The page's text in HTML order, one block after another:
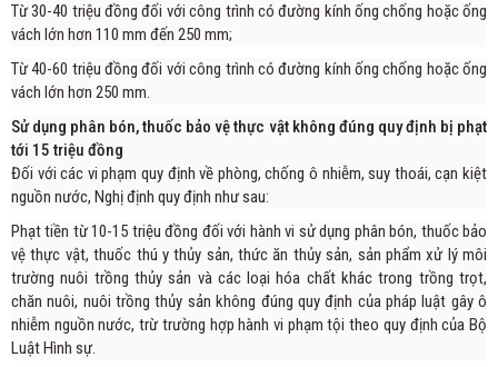
Từ 30-40 triệu đồng đối với công trình có đường kính ống chống hoặc ống
vách lớn hơn 110 mm đến 250 mm;
Từ 40-60 triệu đồng đối với công trình có đường kính ống chống hoặc ống
vách lớn hơn 250 mm.
Sử dụng phân bón, thuốc bảo vệ thực vật không đúng quy định bị phạt
tới 15 triệu đồng
Đối với các vi phạm quy định về phòng, chống ô nhiễm, suy thoái, cạn kiệt
nguồn nước, Nghị định quy định như sau:
Phạt tiền từ 10-15 triệu đồng đối với hành vi sử dụng phân bón, thuốc bảo
vệ thực vật, thuốc thú y thủy sản, thức ăn thủy sản, sản phẩm xử lý môi
trường nuôi trồng thủy sản và các loại hóa chất khác trong trồng trọt,
chăn nuôi, nuôi trồng thủy sản không đúng quy định của pháp luật gây ô
nhiễm nguồn nước, trừ trường hợp hành vi phạm tội theo quy định của Bộ
Luật Hình sự.